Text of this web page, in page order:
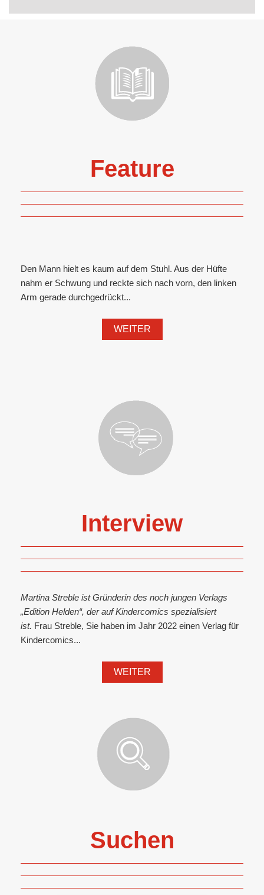
Feature
Den Mann hielt es kaum auf dem Stuhl. Aus der Hüfte
nahm er Schwung und reckte sich nach vorn, den linken
Arm gerade durchgedrückt...
WEITER
Interview
Martina Streble ist Gründerin des noch jungen Verlags
„Edition Helden“, der auf Kindercomics spezialisiert
ist. Frau Streble, Sie haben im Jahr 2022 einen Verlag für
Kindercomics...
WEITER
Suchen